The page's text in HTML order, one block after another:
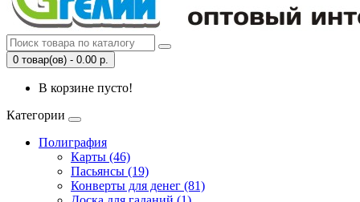
0 товар(ов) - 0.00 р.
В корзине пусто!
Категории
Полиграфия
Карты (46)
Пасьянсы (19)
Конверты для денег (81)